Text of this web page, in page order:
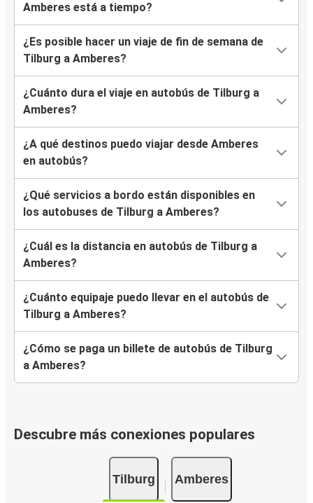
Amberes está a tiempo?
¿Es posible hacer un viaje de fin de semana de
Tilburg a Amberes?
¿Cuánto dura el viaje en autobús de Tilburg a
Amberes?
¿A qué destinos puedo viajar desde Amberes
en autobús?
¿Qué servicios a bordo están disponibles en
los autobuses de Tilburg a Amberes?
¿Cuál es la distancia en autobús de Tilburg a
Amberes?
¿Cuánto equipaje puedo llevar en el autobús de
Tilburg a Amberes?
¿Cómo se paga un billete de autobús de Tilburg
a Amberes?
Descubre más conexiones populares
Tilburg Amberes